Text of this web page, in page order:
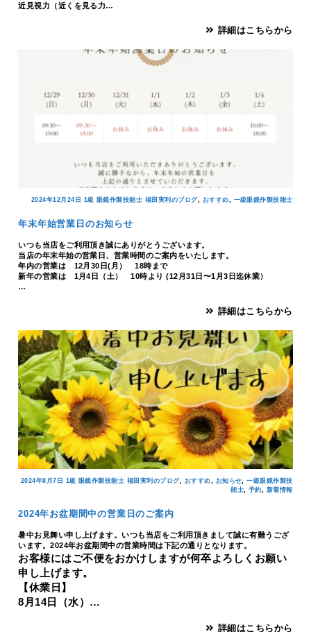
近見視力（近くを見る力…
詳細はこちらから
2024年12月24日 1級 眼鏡作製技能士 福田実利のブログ, おすすめ 一級眼鏡作製技能士
年末年始営業日のお知らせ
いつも当店をご利用頂き誠にありがとうございます。
当店の年末年始の営業日、営業時間のご案内をいたします。
年内の営業は 12月30日(月） 18時まで
新年の営業は 1月4日（土） 10時より (12月31日〜1月3日迄休業）
…
詳細はこちらから
2024年8月7日 1級 眼鏡作製技能士 福田実利のブログ, おすすめ お知らせ ,一級眼鏡作製技
能士
予約 新着情報
2024年お盆期間中の営業日のご案内
暑中お見舞い申し上げます。いつも当店をご利用頂きまして誠に有難うござ
います。2024年お盆期間中の営業時間は下記の通りとなります。
お客様にはご不便をおかけしますが何卒よろしくお願い
申し上げます。
【休業日】
8月14日（水）…
詳細はこちらから